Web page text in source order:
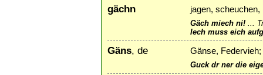
gächn jagen, scheuchen,
Gäch miech ni!...
Iech muss eich
Gäns, de Gänse,
Guck dr ner die